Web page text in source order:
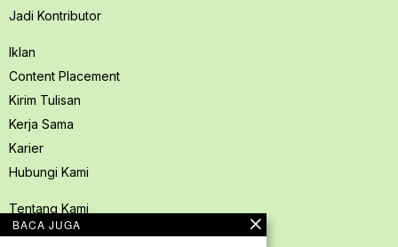
Jadi Kontributor
Iklan
Content Placement
Kirim Tulisan
Kerja Sama
Karier
Hubungi Kami
Tentang Kami
Redaksi PerspektifSpace
BACA JUGA